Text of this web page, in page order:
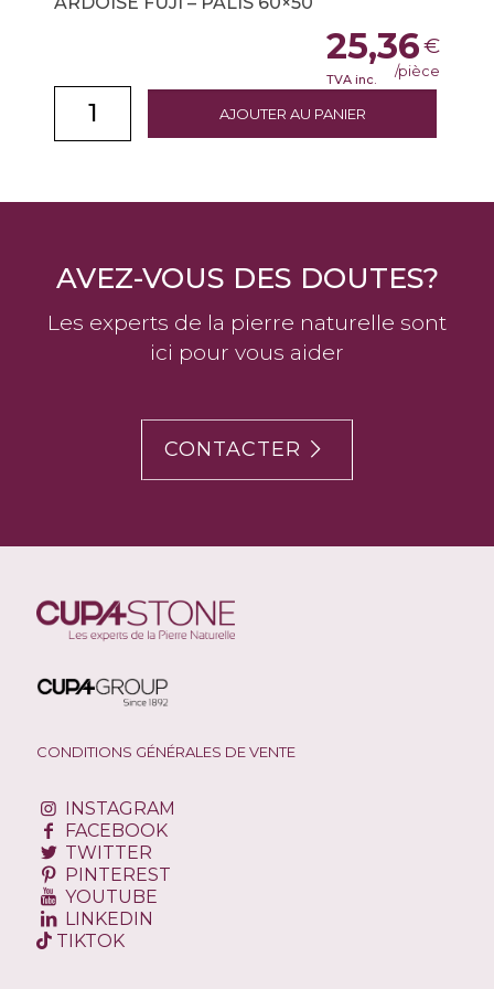
AJOUTER AU PANIER
25,36€
TVA inc. /pièce
AVEZ-VOUS DES DOUTES?
Les experts de la pierre naturelle sont
ici pour vous aider
CONTACTER
CONDITIONS GÉNÉRALES DE VENTE
INSTAGRAM
FACEBOOK
TWITTER
PINTEREST
YOUTUBE
LINKEDIN
TIKTOK